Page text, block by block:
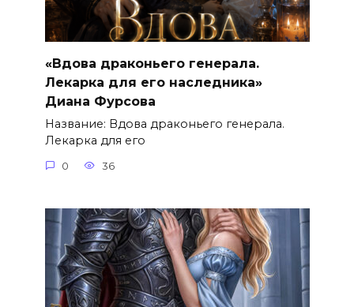
«Вдова драконьего генерала.
Лекарка для его наследника»
Диана Фурсова
Название: Вдова драконьего генерала.
Лекарка для его
0 36